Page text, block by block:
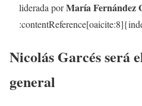
liderada porMaría Fernández
Nicolás Garcés será
general